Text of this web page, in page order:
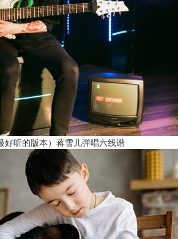
好听的版本）蒋雪儿弹唱六线谱